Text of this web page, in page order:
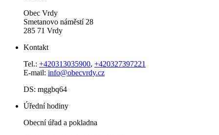
Obec Vrdy
Smetanovo náměstí 28
285 71 Vrdy
Kontakt
Tel.: +420313035900, +420327397221
E-mail: info@obecvrdy.cz
DS: mggbq64
Úřední hodiny
Obecní úřad a pokladna